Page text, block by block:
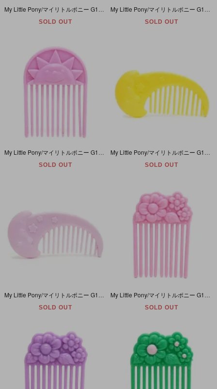
SOLD OUT SOLD OUT
SOLD OUT SOLD OUT
SOLD OUT SOLD OUT